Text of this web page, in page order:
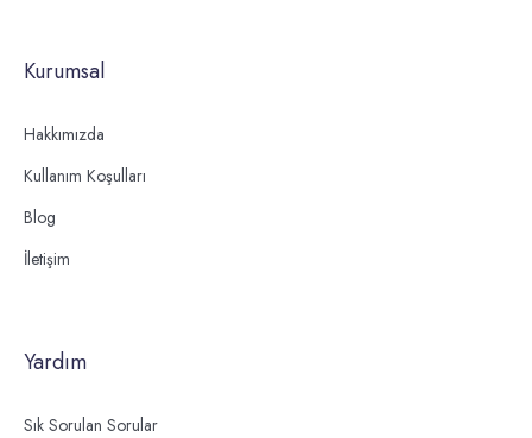
Kurumsal
Hakkımızda
Kullanım Koşulları
Blog
İletişim
Yardım
Sık Sorulan Sorular